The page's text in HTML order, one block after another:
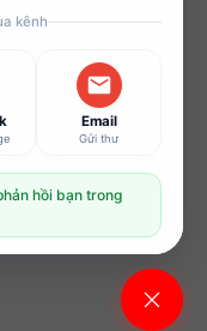
kênh
Email
Gửi thư
hồi bạn trong